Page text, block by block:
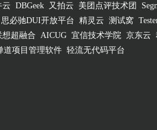
云 DBGeek 又拍云 美团点评技术团
思必驰DUI开放平台 精灵云 测试窝
想超融合 AICUG 宜信技术学院 京东云
道项目管理软件 轻流无代码平台